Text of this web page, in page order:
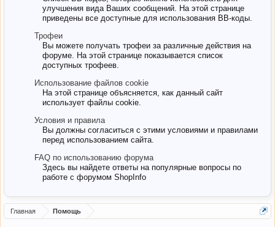
улучшения вида Ваших сообщений. На этой странице
приведены все доступные для использования BB-коды.
Трофеи
Вы можете получать трофеи за различные действия на
форуме. На этой странице показывается список
доступных трофеев.
Использование файлов cookie
На этой странице объясняется, как данный сайт
использует файлы cookie.
Условия и правила
Вы должны согласиться с этими условиями и правилами
перед использованием сайта.
FAQ по использованию форума
Здесь вы найдете ответы на популярные вопросы по
работе с форумом ShopInfo
Главная Помощь